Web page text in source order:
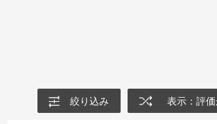
絞り込み 表示：評